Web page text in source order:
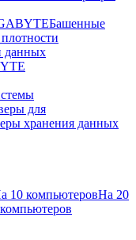
Башенные
данных
для
хранения данных
10 компьютеровНа 20